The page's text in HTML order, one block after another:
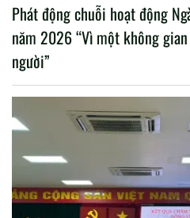
Phát động chuỗi hoạt động
năm 2026 “Vì một không
người”